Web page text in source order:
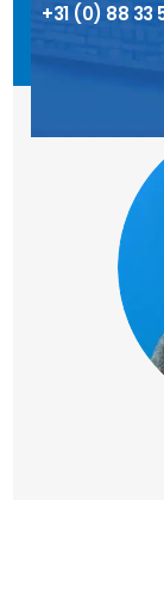
+31 (0) 88 33